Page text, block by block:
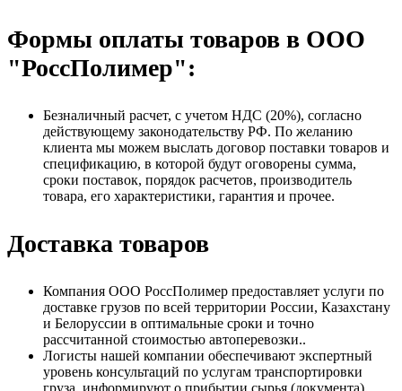
Формы оплаты товаров в ООО
"РоссПолимер":
Безналичный расчет, с учетом НДС (20%), согласно
действующему законодательству РФ. По желанию
клиента мы можем выслать договор поставки товаров и
спецификацию, в которой будут оговорены сумма,
сроки поставок, порядок расчетов, производитель
товара, его характеристики, гарантия и прочее.
Доставка товаров
Компания ООО РоссПолимер предоставляет услуги по
доставке грузов по всей территории России, Казахстану
и Белоруссии в оптимальные сроки и точно
рассчитанной стоимостью автоперевозки..
Логисты нашей компании обеспечивают экспертный
уровень консультаций по услугам транспортировки
груза, информируют о прибытии сырья (документа),